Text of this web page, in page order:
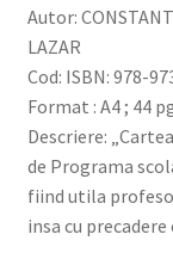
Autor:
LAZAR
Cod: ISBN: 978-
Format : A4 ; 44
Descriere:
de Programa
fiind utila
insa cu